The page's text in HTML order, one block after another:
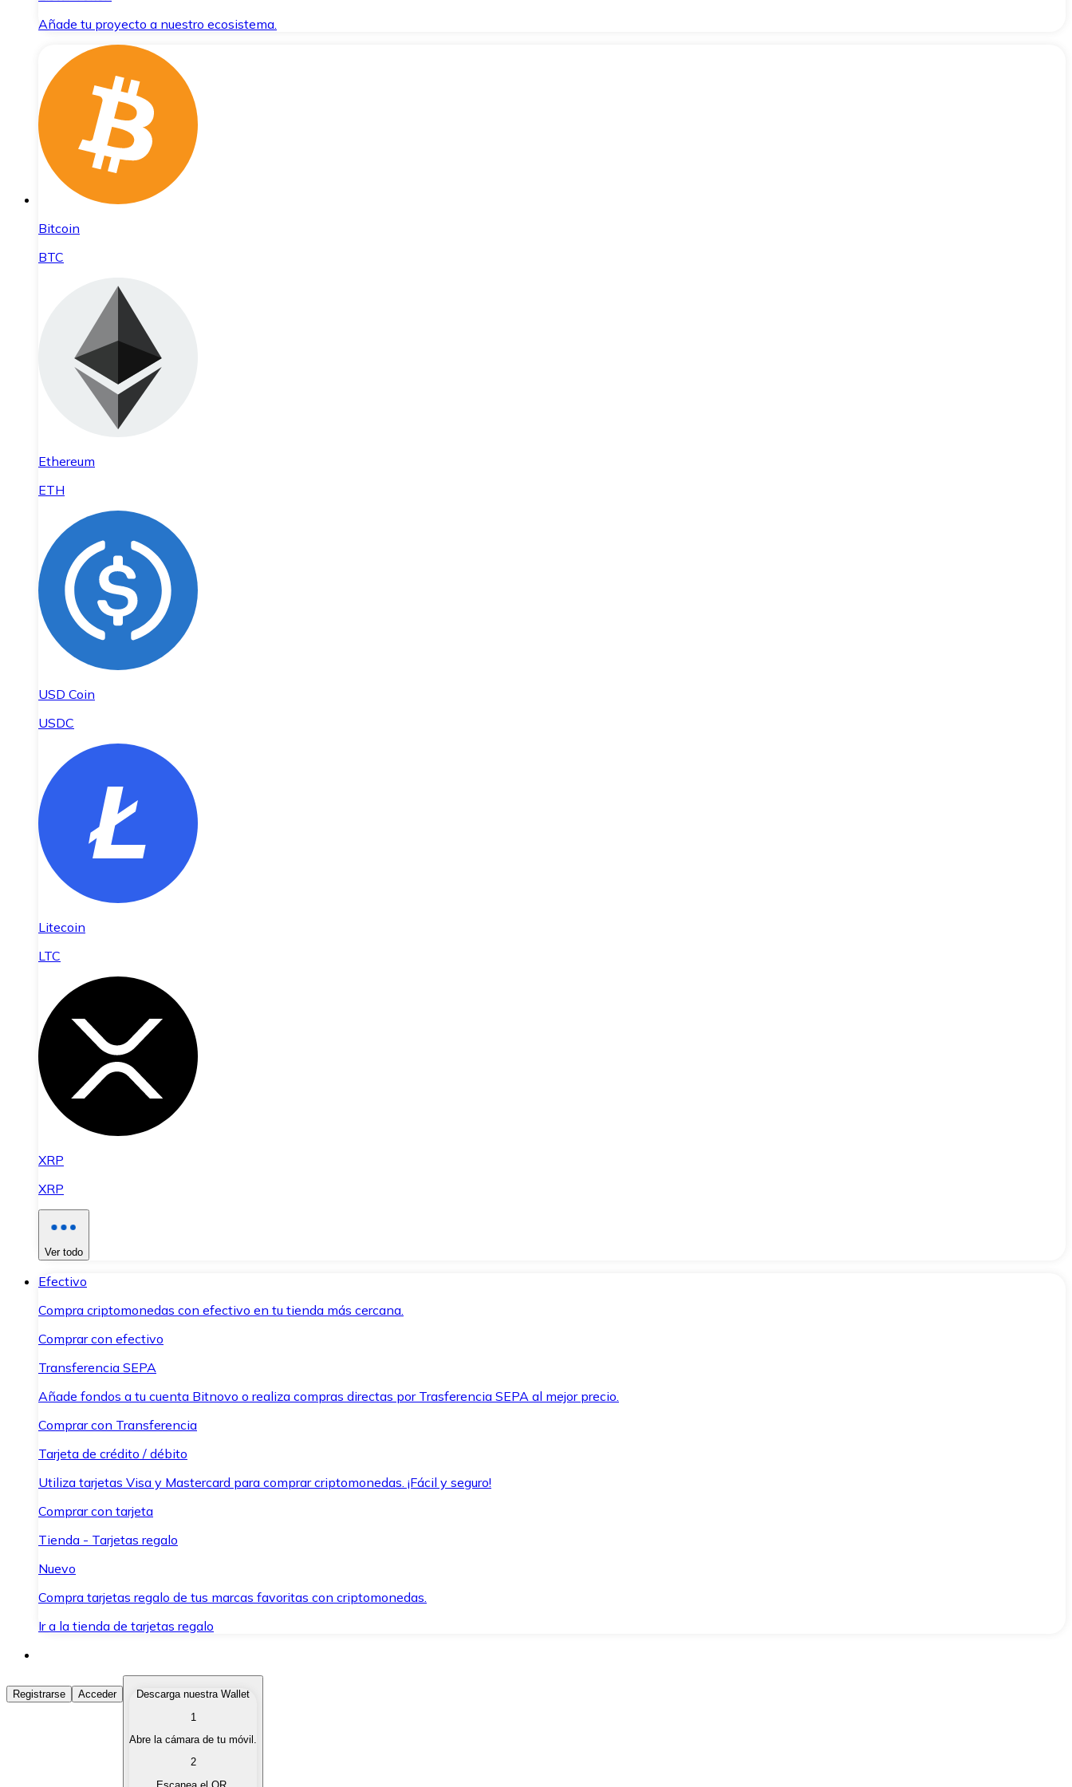
Añade tu proyecto a nuestro ecosistema.
Bitcoin
BTC
Ethereum
ETH
USD Coin
USDC
Litecoin
LTC
XRP
XRP
Ver todo
Efectivo
Compra criptomonedas con efectivo en tu tienda más cercana.
Comprar con efectivo
Transferencia SEPA
Añade fondos a tu cuenta Bitnovo o realiza compras directas por Trasferencia SEPA al mejor precio.
Comprar con Transferencia
Tarjeta de crédito / débito
Utiliza tarjetas Visa y Mastercard para comprar criptomonedas. ¡Fácil y seguro!
Comprar con tarjeta
Tienda - Tarjetas regalo
Nuevo
Compra tarjetas regalo de tus marcas favoritas con criptomonedas.
Ir a la tienda de tarjetas regalo
Comprar Criptomonedas
Compra criptomonedas con diferentes métodos de pago.
Vende tus criptomonedas de forma rápida y segura.
Registrarse Acceder
Descarga nuestra Wallet
1
Abre la cámara de tu móvil.
2